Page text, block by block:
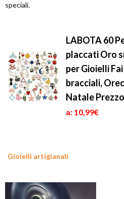
speciali.
LABOTA 60
placcati Oro
per Gioielli
bracciali,
Natale
a: 10,99€
Gioielli artigianali